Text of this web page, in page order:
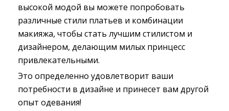
высокой модой вы можете попробовать
различные стили платьев и комбинации
макияжа, чтобы стать лучшим стилистом и
дизайнером, делающим милых принцесс
привлекательными.
Это определенно удовлетворит ваши
потребности в дизайне и принесет вам другой
опыт одевания!